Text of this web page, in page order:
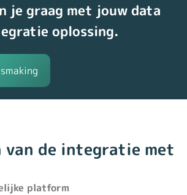
je graag met jouw data
oplossing.
van de integratie met
platform